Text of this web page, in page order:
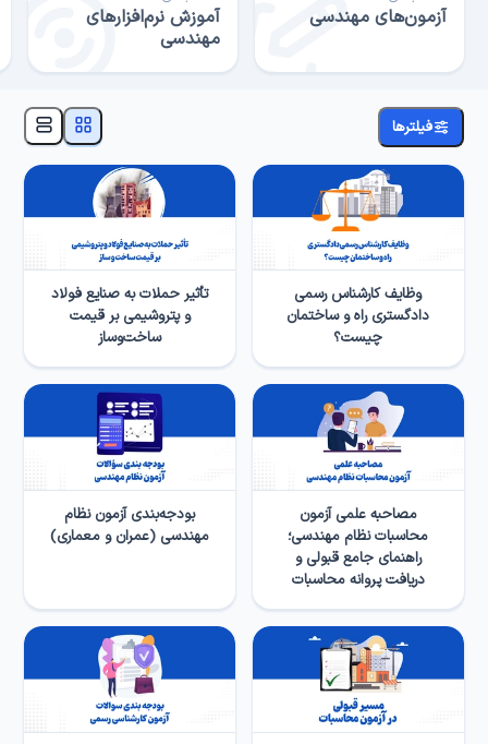
آزمون‌های مهندسی
آموزش نرم‌افزارهای
مهندسی
فیلترها
وظایف کارشناس رسمی
دادگستری راه و ساختمان
چیست؟
تأثیر حملات به صنایع فولاد
و پتروشیمی بر قیمت
ساخت‌وساز
مصاحبه علمی آزمون
محاسبات نظام مهندسی؛
راهنمای جامع قبولی و
دریافت پروانه محاسبات
بودجه‌بندی آزمون نظام
مهندسی (عمران و معماری)